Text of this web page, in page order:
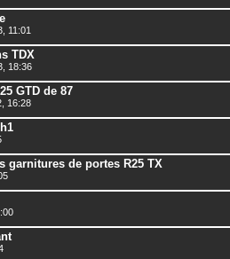
11:01
TDX
18:36
GTD de 87
16:28
garnitures de portes R25 TX